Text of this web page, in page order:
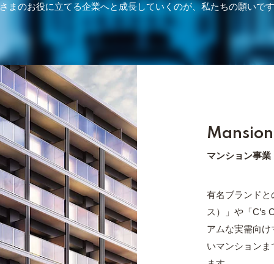
まのお役に立てる企業へと成長していくのが、私たちの願いで
Mansion
マンション事業
有名ブランドと
ス）」や「C’s
アムな実需向
いマンション